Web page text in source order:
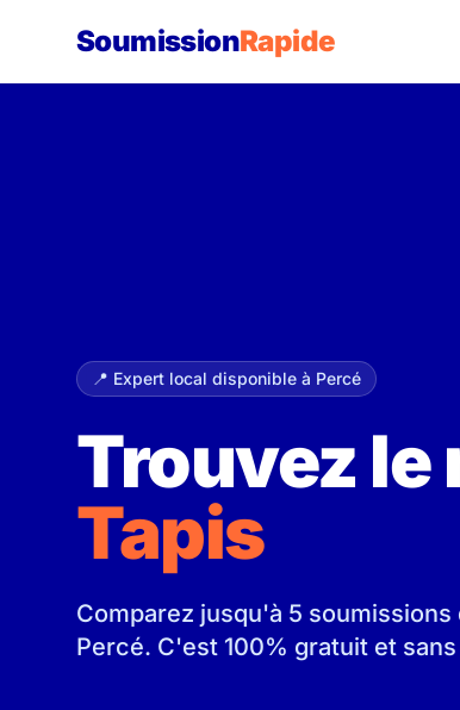
SoumissionRapide
📍 Expert local disponible à Percé
Trouvez le
Tapis
Comparez jusqu'à 5
Percé. C'est 100% gratuit et